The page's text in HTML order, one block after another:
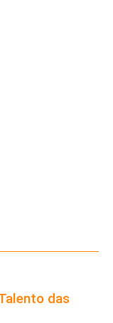
das